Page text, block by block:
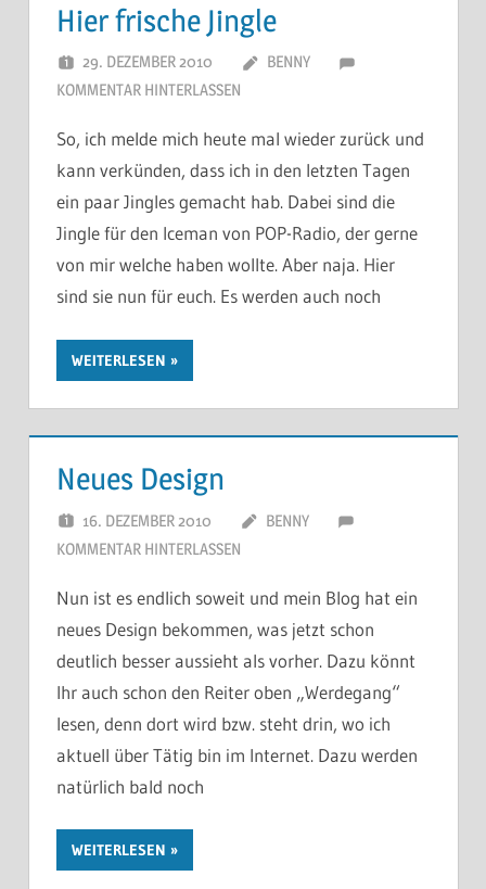
Hier frische Jingle
29. DEZEMBER 2010
BENNY
KOMMENTAR HINTERLASSEN
So, ich melde mich heute mal wieder zurück und
kann verkünden, dass ich in den letzten Tagen
ein paar Jingles gemacht hab. Dabei sind die
Jingle für den Iceman von POP-Radio, der gerne
von mir welche haben wollte. Aber naja. Hier
sind sie nun für euch. Es werden auch noch
WEITERLESEN
Neues Design
16. DEZEMBER 2010
BENNY
KOMMENTAR HINTERLASSEN
Nun ist es endlich soweit und mein Blog hat ein
neues Design bekommen, was jetzt schon
deutlich besser aussieht als vorher. Dazu könnt
Ihr auch schon den Reiter oben „Werdegang“
lesen, denn dort wird bzw. steht drin, wo ich
aktuell über Tätig bin im Internet. Dazu werden
natürlich bald noch
WEITERLESEN